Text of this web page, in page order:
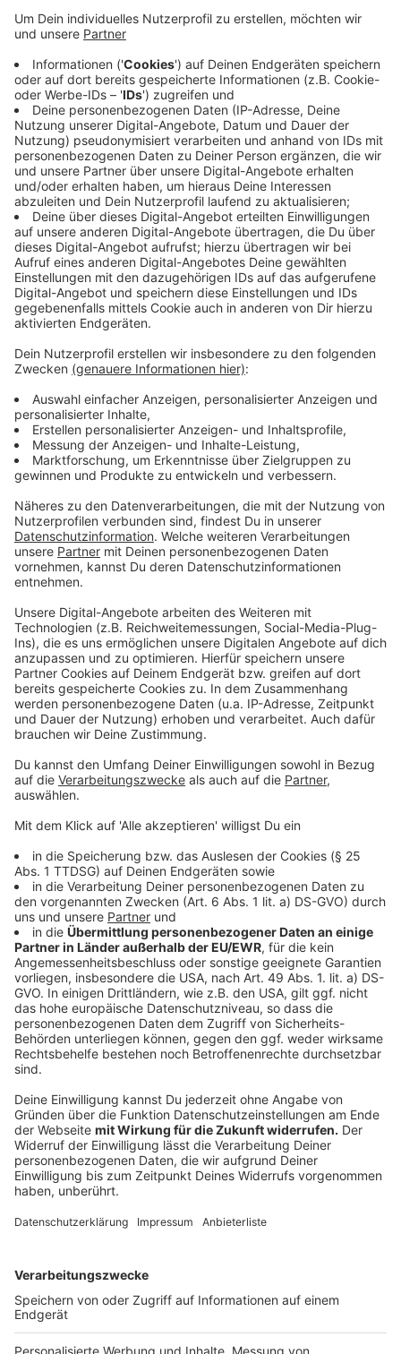
Anzeige
Durch die immer länger andauernden Hitzemonate im
Jahr werden wir in Zukunft auch mit dem Trinkwasser
anders umgehen. Becker rät dazu, das Regenwasser
besser zu nutzen. Dafür könnten hauseigene Zisternen
unter der Terrasse oder im Garten verbaut werden, in
die das Regenwasser aus den Regenrinnen abfließt und
gesammelt wird. Dieses Grauwasser könne dann
zurück ins Haus geleitet und für die Toilettenspülung
oder die Waschmaschine benutzt werden, sagt die
Architektin.
Um ein solches System in schon bestehende Häuser
zu integrieren, bedarf es allerdings einer größeren
Sanierung, da dort ein weiteres Rohrsystem für das
Anzeige
Wohnkonzept
Anzeige
Die größte Herausforderung sieht die Architektin aber
darin, die Menschen von einem neuen Wohnkonzept zu
überzeugen.
Wieviel Wohnfläche brauche ich? Welche Räume nutze
ich wie?
Kann ich mein Schlafzimmer durch ein Klappbett in ein
Arbeitszimmer umfunktionieren? Können unsere Kinder
nicht auch im Hausflur spielen?
Das sind alles Fragen, die wir uns in Zukunft stellen
umweltfreundlich zu gestalten.
"Wir könnten auch in Mehrfamilienhäusern
wohnen, wo mehrere Parteien sich ein
Gästeappartement teilen oder den Hobbykeller,
den Partyraum."
Auch Häuser, die nach dem Auszug der Kinder
verkleinert werden können, kann sich die Architektin
vorstellen. Anstatt neue Baugebiete zu erschließen,
könne darüber nachgedacht werden, auf schon
bestehende Häuser eine weitere Etage draufzusetzen,
wenn das die Statik erlaubt. So könnte die Fläche, die
durch Neubauprojekte gerade in städtischen Gebieten
immer mehr versiegelt würde, reduziert werden.
"Es ist wie mit dem klimafreundlichen Essen -
doch in den Köpfen der Menschen an."
Anzeige